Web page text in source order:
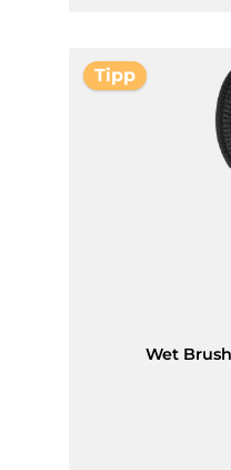
Tipp
Wet